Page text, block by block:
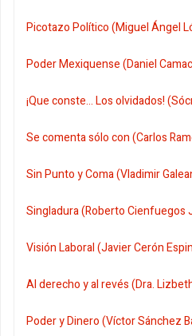
Picotazo Político (Miguel Ángel
Poder Mexiquense (Daniel
¡Que conste... Los olvidados!
Se comenta sólo con (Carlos
Sin Punto y Coma (Vladimir
Singladura (Roberto Cienfuegos
Visión Laboral (Javier Cerón
Al derecho y al revés (Dra.
Poder y Dinero (Víctor Sánchez